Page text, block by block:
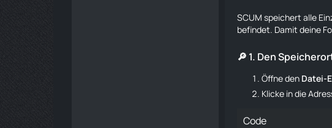
SCUM speichert alle
befindet. Damit deine
🔎 1. Den
Öffne den Datei-
Klicke in die
Code